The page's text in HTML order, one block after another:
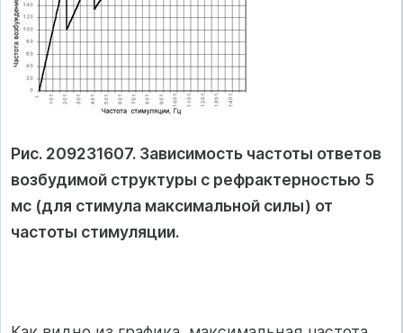
Рис. 209231607. Зависимость частоты ответов
возбудимой структуры с рефрактерностью 5
мс (для стимула максимальной силы) от
частоты стимуляции.